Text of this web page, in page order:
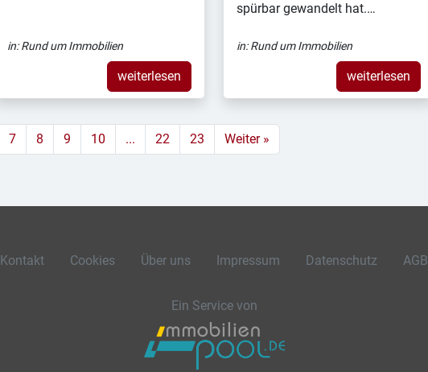
in:Rund um Immobilien
weiterlesen
spürbar gewandelt hat.…
in:Rund um Immobilien
weiterlesen
7 8 9 10 ... 22 23 Weiter »
Kontakt Cookies Über uns Impressum Datenschutz AGB
Ein Service von